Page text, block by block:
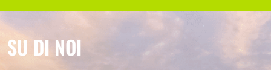
SU DI NOI